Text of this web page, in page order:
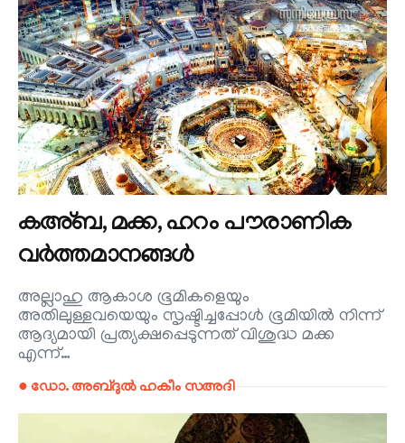
കഅ്ബ, മക്ക, ഹറം പൗരാണിക
വർത്തമാനങ്ങൾ
അല്ലാഹു ആകാശ ഭൂമികളെയും
അതിലുള്ളവയെയും സൃഷ്ടിച്ചപ്പോൾ ഭൂമിയിൽ നിന്ന്
ആദ്യമായി പ്രത്യക്ഷപ്പെടുന്നത് വിശുദ്ധ മക്ക
എന്ന്…
● ഡോ. അബ്ദുൽ ഹകീം സഅദി